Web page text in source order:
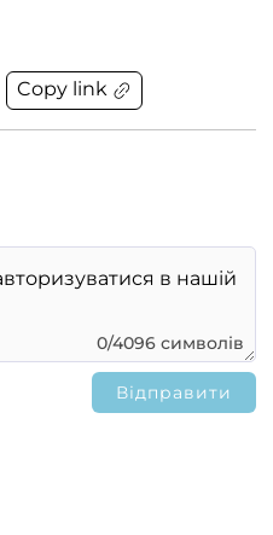
Copy link
0/4096 символів